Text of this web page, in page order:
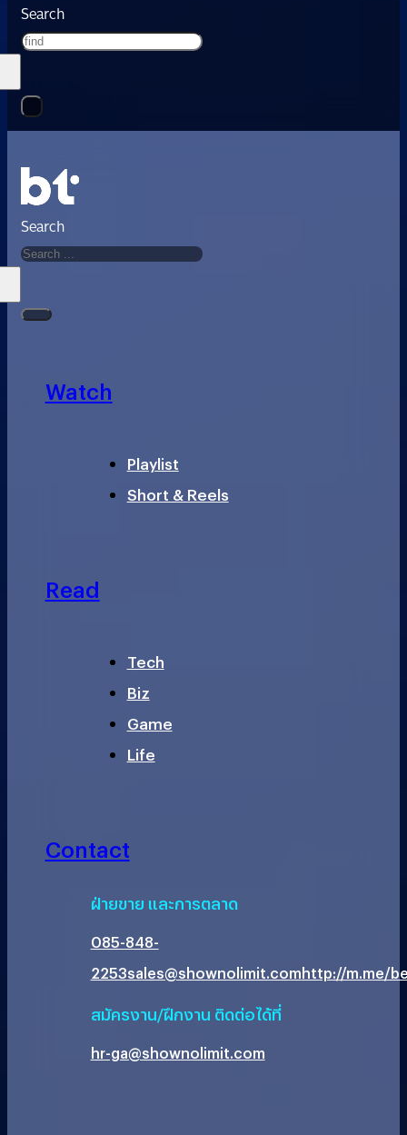
Search
Search
Watch
Playlist
Short & Reels
Read
Tech
Biz
Game
Life
Contact
ฝ่ายขาย และการตลาด
085-848-
2253sales@shownolimit.comhttp://m.me/
สมัครงาน/ฝึกงาน ติดต่อได้ที่
hr-ga@shownolimit.com